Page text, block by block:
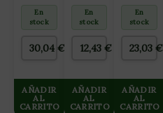
En
stock
30,04 €
AÑADIR
AL
CARRITO
12W
6000L/H
ROTORES
(WAVE
NEPTUNE
HIDROPONICS
En
stock
12,43 €
AÑADIR
AL
CARRITO
CORTE
En
stock
23,03€
AÑADIR
AL
CARRITO